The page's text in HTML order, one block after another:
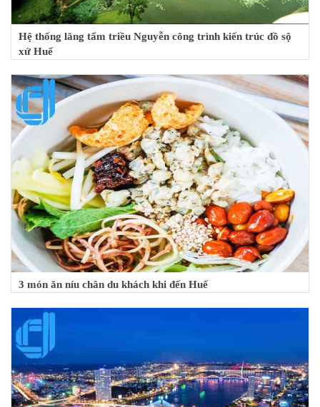
Hệ thống lăng tẩm triều Nguyễn công trình kiến trúc đồ sộ
xứ Huế
3 món ăn níu chân du khách khi đến Huế